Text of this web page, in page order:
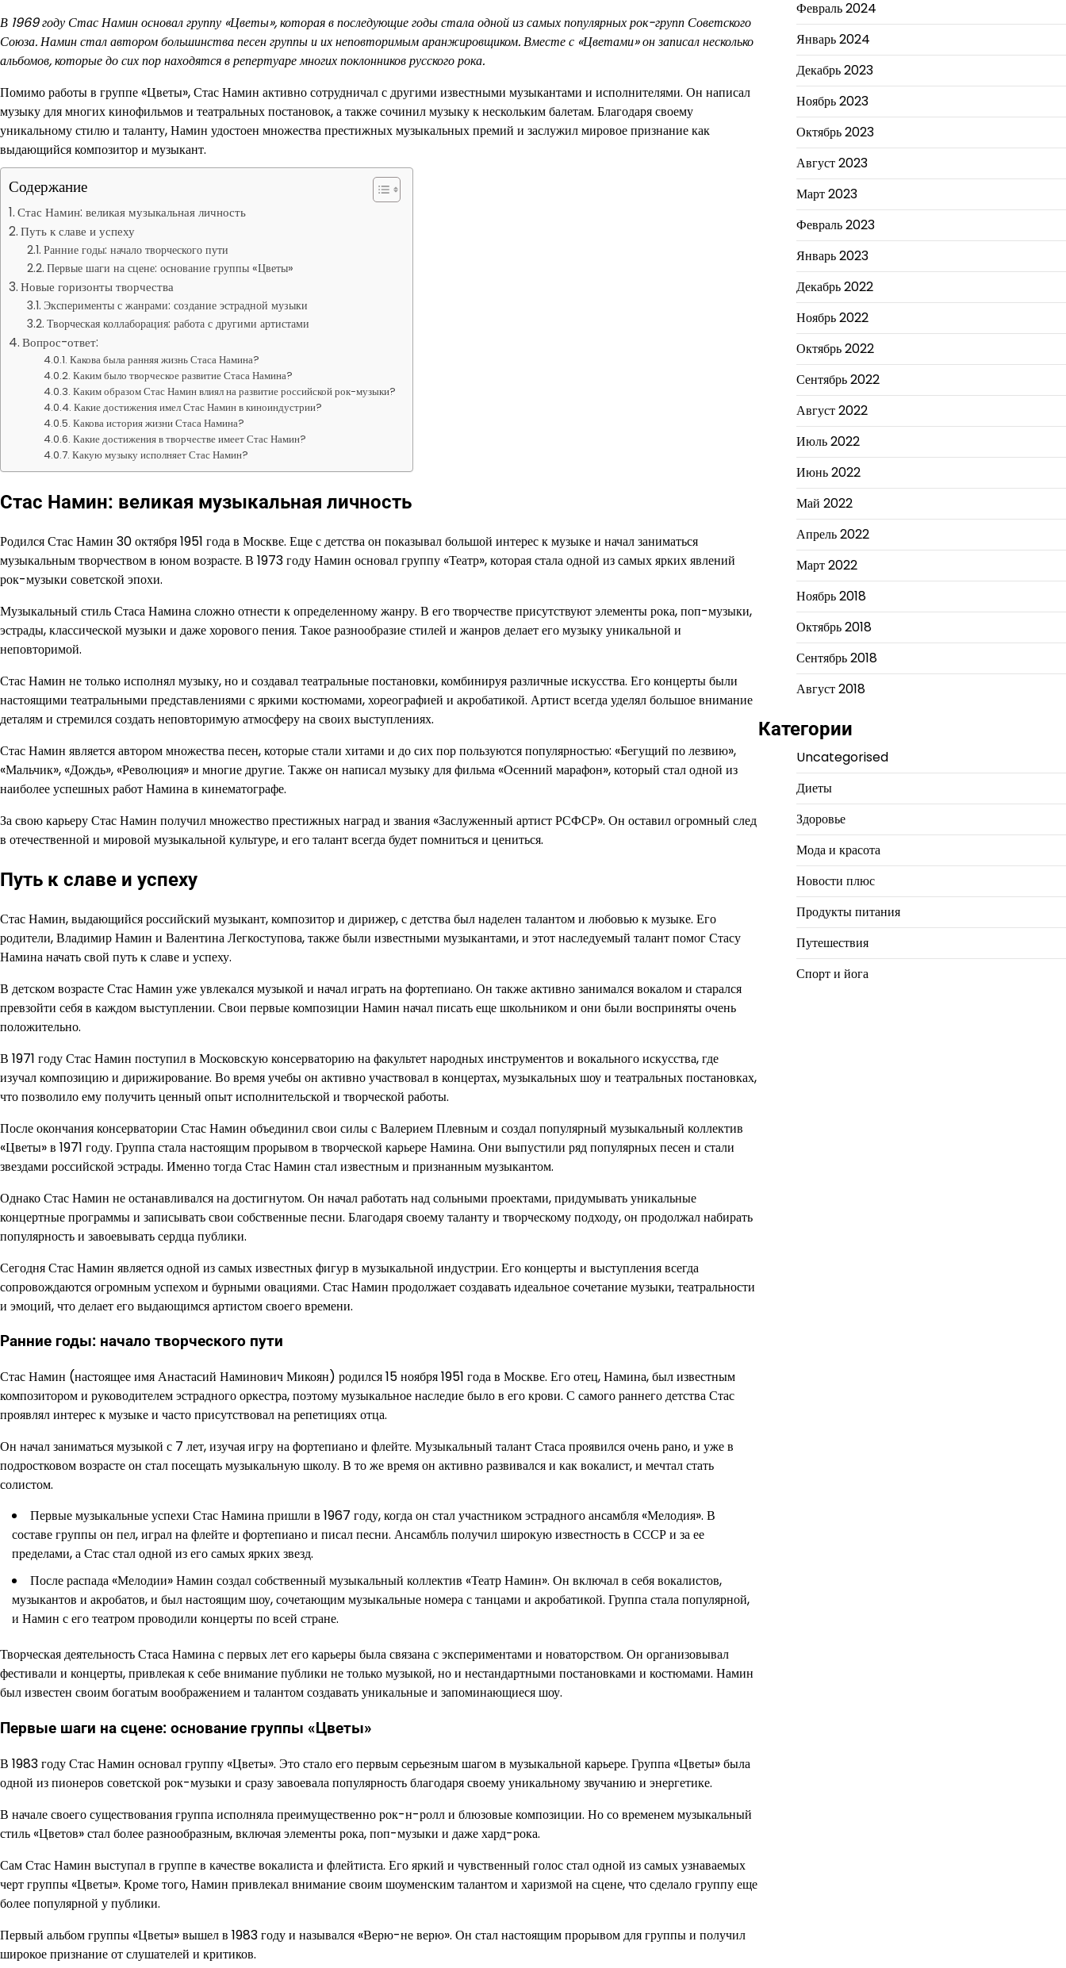
В 1969 году Стас Намин основал группу «Цветы», которая в последующие годы стала одной из самых популярных рок-групп Советского
Союза. Намин стал автором большинства песен группы и их неповторимым аранжировщиком. Вместе с «Цветами» он записал несколько
альбомов, которые до сих пор находятся в репертуаре многих поклонников русского рока.
Помимо работы в группе «Цветы», Стас Намин активно сотрудничал с другими известными музыкантами и исполнителями. Он написал
музыку для многих кинофильмов и театральных постановок, а также сочинил музыку к нескольким балетам. Благодаря своему
уникальному стилю и таланту, Намин удостоен множества престижных музыкальных премий и заслужил мировое признание как
выдающийся композитор и музыкант.
Содержание
Стас Намин: великая музыкальная личность
Путь к славе и успеху
Ранние годы: начало творческого пути
Первые шаги на сцене: основание группы «Цветы»
Новые горизонты творчества
Эксперименты с жанрами: создание эстрадной музыки
Творческая коллаборация: работа с другими артистами
Вопрос-ответ:
Какова была ранняя жизнь Стаса Намина?
Каким было творческое развитие Стаса Намина?
Каким образом Стас Намин влиял на развитие российской рок-музыки?
Какие достижения имел Стас Намин в киноиндустрии?
Какова история жизни Стаса Намина?
Какие достижения в творчестве имеет Стас Намин?
Какую музыку исполняет Стас Намин?
Стас Намин: великая музыкальная личность
Родился Стас Намин 30 октября 1951 года в Москве. Еще с детства он показывал большой интерес к музыке и начал заниматься
музыкальным творчеством в юном возрасте. В 1973 году Намин основал группу «Театр», которая стала одной из самых ярких явлений
рок-музыки советской эпохи.
Музыкальный стиль Стаса Намина сложно отнести к определенному жанру. В его творчестве присутствуют элементы рока, поп-музыки,
эстрады, классической музыки и даже хорового пения. Такое разнообразие стилей и жанров делает его музыку уникальной и
неповторимой.
Стас Намин не только исполнял музыку, но и создавал театральные постановки, комбинируя различные искусства. Его концерты были
настоящими театральными представлениями с яркими костюмами, хореографией и акробатикой. Артист всегда уделял большое внимание
деталям и стремился создать неповторимую атмосферу на своих выступлениях.
Стас Намин является автором множества песен, которые стали хитами и до сих пор пользуются популярностью: «Бегущий по лезвию»,
«Мальчик», «Дождь», «Революция» и многие другие. Также он написал музыку для фильма «Осенний марафон», который стал одной из
наиболее успешных работ Намина в кинематографе.
За свою карьеру Стас Намин получил множество престижных наград и звания «Заслуженный артист РСФСР». Он оставил огромный след
в отечественной и мировой музыкальной культуре, и его талант всегда будет помниться и цениться.
Путь к славе и успеху
Стас Намин, выдающийся российский музыкант, композитор и дирижер, с детства был наделен талантом и любовью к музыке. Его
родители, Владимир Намин и Валентина Легкоступова, также были известными музыкантами, и этот наследуемый талант помог Стасу
Намина начать свой путь к славе и успеху.
В детском возрасте Стас Намин уже увлекался музыкой и начал играть на фортепиано. Он также активно занимался вокалом и старался
превзойти себя в каждом выступлении. Свои первые композиции Намин начал писать еще школьником и они были восприняты очень
положительно.
В 1971 году Стас Намин поступил в Московскую консерваторию на факультет народных инструментов и вокального искусства, где
изучал композицию и дирижирование. Во время учебы он активно участвовал в концертах, музыкальных шоу и театральных постановках,
что позволило ему получить ценный опыт исполнительской и творческой работы.
После окончания консерватории Стас Намин объединил свои силы с Валерием Плевным и создал популярный музыкальный коллектив
«Цветы» в 1971 году. Группа стала настоящим прорывом в творческой карьере Намина. Они выпустили ряд популярных песен и стали
звездами российской эстрады. Именно тогда Стас Намин стал известным и признанным музыкантом.
Однако Стас Намин не останавливался на достигнутом. Он начал работать над сольными проектами, придумывать уникальные
концертные программы и записывать свои собственные песни. Благодаря своему таланту и творческому подходу, он продолжал набирать
популярность и завоевывать сердца публики.
Сегодня Стас Намин является одной из самых известных фигур в музыкальной индустрии. Его концерты и выступления всегда
сопровождаются огромным успехом и бурными овациями. Стас Намин продолжает создавать идеальное сочетание музыки, театральности
и эмоций, что делает его выдающимся артистом своего времени.
Ранние годы: начало творческого пути
Стас Намин (настоящее имя Анастасий Наминович Микоян) родился 15 ноября 1951 года в Москве. Его отец, Намина, был известным
композитором и руководителем эстрадного оркестра, поэтому музыкальное наследие было в его крови. С самого раннего детства Стас
проявлял интерес к музыке и часто присутствовал на репетициях отца.
Он начал заниматься музыкой с 7 лет, изучая игру на фортепиано и флейте. Музыкальный талант Стаса проявился очень рано, и уже в
подростковом возрасте он стал посещать музыкальную школу. В то же время он активно развивался и как вокалист, и мечтал стать
солистом.
Первые музыкальные успехи Стас Намина пришли в 1967 году, когда он стал участником эстрадного ансамбля «Мелодия». В
составе группы он пел, играл на флейте и фортепиано и писал песни. Ансамбль получил широкую известность в СССР и за ее
пределами, а Стас стал одной из его самых ярких звезд.
После распада «Мелодии» Намин создал собственный музыкальный коллектив «Театр Намин». Он включал в себя вокалистов,
музыкантов и акробатов, и был настоящим шоу, сочетающим музыкальные номера с танцами и акробатикой. Группа стала популярной,
и Намин с его театром проводили концерты по всей стране.
Творческая деятельность Стаса Намина с первых лет его карьеры была связана с экспериментами и новаторством. Он организовывал
фестивали и концерты, привлекая к себе внимание публики не только музыкой, но и нестандартными постановками и костюмами. Намин
был известен своим богатым воображением и талантом создавать уникальные и запоминающиеся шоу.
Первые шаги на сцене: основание группы «Цветы»
В 1983 году Стас Намин основал группу «Цветы». Это стало его первым серьезным шагом в музыкальной карьере. Группа «Цветы» была
одной из пионеров советской рок-музыки и сразу завоевала популярность благодаря своему уникальному звучанию и энергетике.
В начале своего существования группа исполняла преимущественно рок-н-ролл и блюзовые композиции. Но со временем музыкальный
стиль «Цветов» стал более разнообразным, включая элементы рока, поп-музыки и даже хард-рока.
Сам Стас Намин выступал в группе в качестве вокалиста и флейтиста. Его яркий и чувственный голос стал одной из самых узнаваемых
черт группы «Цветы». Кроме того, Намин привлекал внимание своим шоуменским талантом и харизмой на сцене, что сделало группу еще
более популярной у публики.
Первый альбом группы «Цветы» вышел в 1983 году и назывался «Верю-не верю». Он стал настоящим прорывом для группы и получил
широкое признание от слушателей и критиков.
Февраль 2024
Январь 2024
Декабрь 2023
Ноябрь 2023
Октябрь 2023
Август 2023
Март 2023
Февраль 2023
Январь 2023
Декабрь 2022
Ноябрь 2022
Октябрь 2022
Сентябрь 2022
Август 2022
Июль 2022
Июнь 2022
Май 2022
Апрель 2022
Март 2022
Ноябрь 2018
Октябрь 2018
Сентябрь 2018
Август 2018
Категории
Uncategorised
Диеты
Здоровье
Мода и красота
Новости плюс
Продукты питания
Путешествия
Спорт и йога